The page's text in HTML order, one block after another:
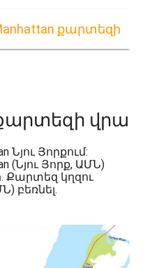
քարտեզի
վրա
Նյու Յորքում:
(Նյու Յորք, ԱՄՆ)
կղզու
բեռնել.